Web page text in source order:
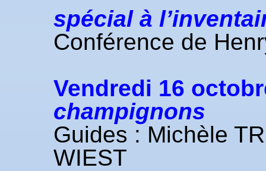
spécial à
Conférence de
Vendredi 16
champignons
Guides : Michèle
WIEST